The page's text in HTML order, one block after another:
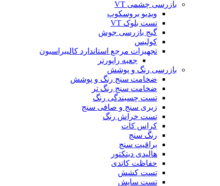
بازرسی چشمی VT
ویدیو بروسکوپ
تست بلوک VT
گیج بازرسی جوش
کولیس
تجهیزات مرجع استاندارد کالیبراسیون
جعبه راپورتر
بازرسی رنگ و پوشش
ضخامت سنج رنگ و پوشش
ضخامت سنج رنگ تر
تست چسبندگی رنگ
زبری سنج و صافی سنج
تست خراش رنگ
کراس کات
رنگ سنج
براقیت سنج
هالیدی دیتکتور
حفاظت کاتدی
تست کشش
تست سایش